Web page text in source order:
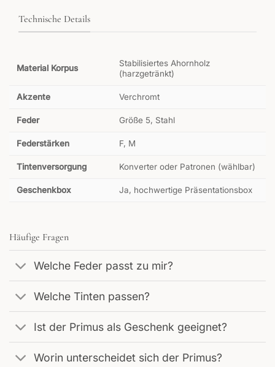
Technische Details
Material Korpus
Stabilisiertes Ahornholz
(harzgetränkt)
Akzente Verchromt
Feder Größe 5, Stahl
Federstärken F, M
Tintenversorgung Konverter oder Patronen (wählbar)
Geschenkbox Ja, hochwertige Präsentationsbox
Häufige Fragen
Welche Feder passt zu mir?
Welche Tinten passen?
Ist der Primus als Geschenk geeignet?
Worin unterscheidet sich der Primus?